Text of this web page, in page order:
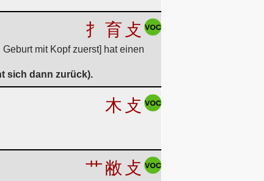
扌 育 攴
mit Kopf zuerst] hat einen
sich dann zurück).
木 攴
艹敝 攴